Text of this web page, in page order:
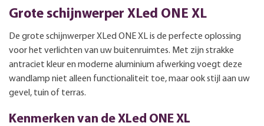
Grote schijnwerper XLed ONE XL
De grote schijnwerper XLed ONE XL is de perfecte oplossing
voor het verlichten van uw buitenruimtes. Met zijn strakke
antraciet kleur en moderne aluminium afwerking voegt deze
wandlamp niet alleen functionaliteit toe, maar ook stijl aan uw
gevel, tuin of terras.
Kenmerken van de XLed ONE XL